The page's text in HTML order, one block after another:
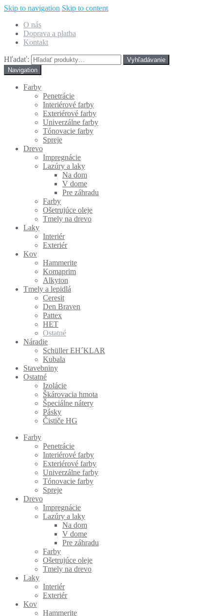
Skip to navigation Skip to content
O nás
Doprava a platba
Kontakt
Hľadať:
Navigation
Farby
Penetrácie
Interiérové farby
Exteriérové farby
Univerzálne farby
Tónovacie farby
Spreje
Drevo
Impregnácie
Lazúry a laky
Na dom
V dome
Pre záhradu
Farby
Ošetrujúce oleje
Tmely na drevo
Laky
Interiér
Exteriér
Kov
Hammerite
Komaprim
Alkyton
Tmely a lepidlá
Ceresit
Den Braven
Pattex
HET
Ostatné
Náradie
Schüller EH´KLAR
Kubala
Stavebniny
Ostatné
Izolácie
Škárovacia hmota
Špeciálne nátery
Pásky
Čističe HG
Farby
Penetrácie
Interiérové farby
Exteriérové farby
Univerzálne farby
Tónovacie farby
Spreje
Drevo
Impregnácie
Lazúry a laky
Na dom
V dome
Pre záhradu
Farby
Ošetrujúce oleje
Tmely na drevo
Laky
Interiér
Exteriér
Kov
Hammerite